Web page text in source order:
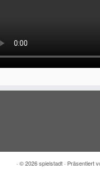
· © 2026 spielstadt· Präsentiert